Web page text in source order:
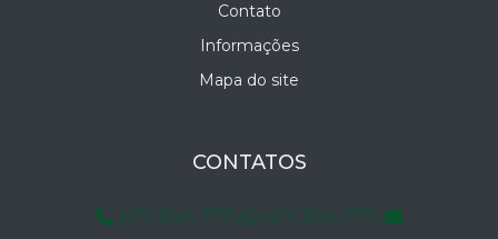
Contato
Informações
Mapa do site
CONTATOS
(47) 3145-7171 (47) 3145-7171